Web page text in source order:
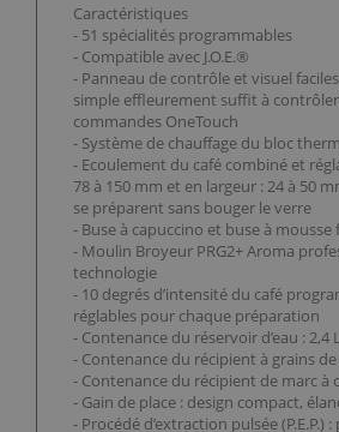
Caractéristiques
- 51 spécialités programmables
- Compatible avec J.O.E.®
- Panneau de contrôle et visuel
simple effleurement suffit à
commandes OneTouch
- Système de chauffage du bloc
- Ecoulement du café combiné et
78 à 150 mm et en largeur : 24 à 50
se préparent sans bouger le verre
- Buse à capuccino et buse à mousse
- Moulin Broyeur PRG2+ Aroma
technologie
- 10 degrés d’intensité du café
réglables pour chaque préparation
- Contenance du réservoir d’eau : 2,4
- Contenance du récipient à grains de
- Contenance du récipient de marc à
- Gain de place : design compact,
- Procédé d’extraction pulsée (P.E.P.)